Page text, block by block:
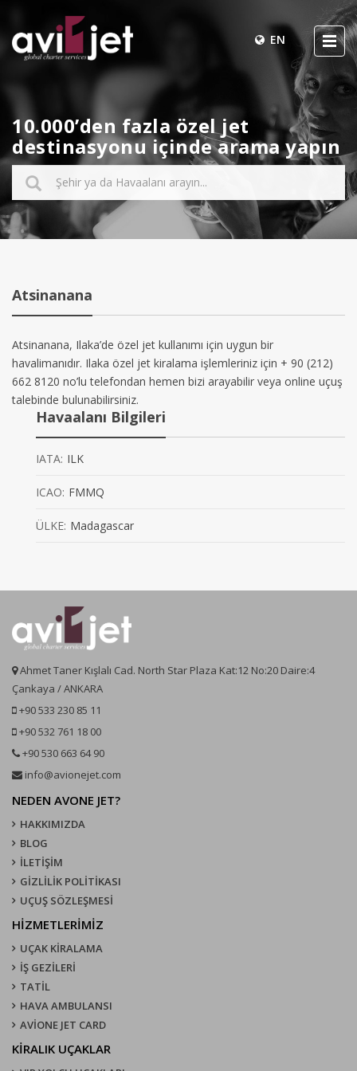
EN
10.000’den fazla özel jet
destinasyonu içinde arama yapın
Atsinanana
Atsinanana, Ilaka’de özel jet kullanımı için uygun bir
havalimanıdır. Ilaka özel jet kiralama işlemleriniz için + 90 (212)
662 8120 no’lu telefondan hemen bizi arayabilir veya online uçuş
talebinde bulunabilirsiniz.
Havaalanı Bilgileri
IATA: ILK
ICAO: FMMQ
ÜLKE: Madagascar
Ahmet Taner Kışlalı Cad. North Star Plaza Kat:12 No:20 Daire:4
Çankaya / ANKARA
+90 533 230 85 11
+90 532 761 18 00
+90 530 663 64 90
info@avionejet.com
NEDEN AVONE JET?
HAKKIMIZDA
BLOG
İLETİŞİM
GİZLİLİK POLİTİKASI
UÇUŞ SÖZLEŞMESI
HİZMETLERİMİZ
UÇAK KIRALAMA
İŞ GEZİLERİ
TATİL
HAVA AMBULANSI
AVİONE JET CARD
KIRALIK UÇAKLAR